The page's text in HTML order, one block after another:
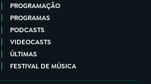
PROGRAMAÇÃO
PROGRAMAS
PODCASTS
VIDEOCASTS
ÚLTIMAS
FESTIVAL DE MÚSICA